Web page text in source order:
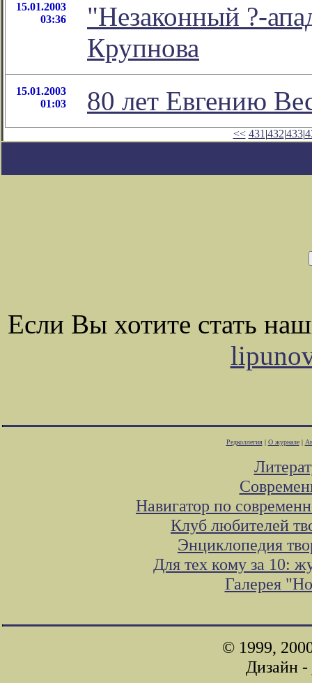
15.01.2003
03:36
"Незаконный ?-
Крупнова
15.01.2003
01:03
80 лет Евгению
<< 431 |432|433|
Если Вы хотите стать
Редколлегия| О журнале|
Навигатор по
Клуб любителей
Энциклопедия
Для тех кому за 10:
Галерея
© 1999,
Дизайн -